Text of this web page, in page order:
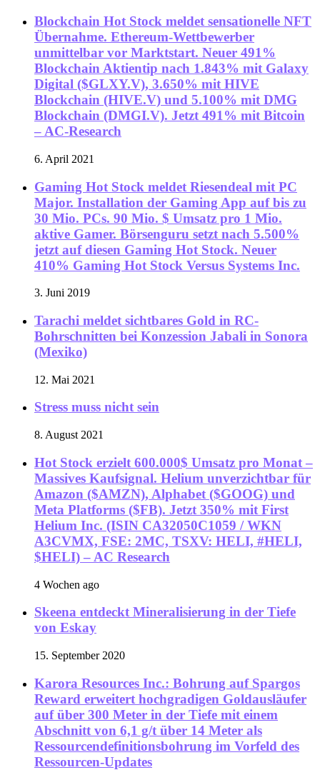
Blockchain Hot Stock meldet sensationelle NFT
Übernahme. Ethereum-Wettbewerber
unmittelbar vor Marktstart. Neuer 491%
Blockchain Aktientip nach 1.843% mit Galaxy
Digital ($GLXY.V), 3.650% mit HIVE
Blockchain (HIVE.V) und 5.100% mit DMG
Blockchain (DMGI.V). Jetzt 491% mit Bitcoin
– AC-Research
6. April 2021
Gaming Hot Stock meldet Riesendeal mit PC
Major. Installation der Gaming App auf bis zu
30 Mio. PCs. 90 Mio. $ Umsatz pro 1 Mio.
aktive Gamer. Börsenguru setzt nach 5.500%
jetzt auf diesen Gaming Hot Stock. Neuer
410% Gaming Hot Stock Versus Systems Inc.
3. Juni 2019
Tarachi meldet sichtbares Gold in RC-
Bohrschnitten bei Konzession Jabali in Sonora
(Mexiko)
12. Mai 2021
Stress muss nicht sein
8. August 2021
Hot Stock erzielt 600.000$ Umsatz pro Monat –
Massives Kaufsignal. Helium unverzichtbar für
Amazon ($AMZN), Alphabet ($GOOG) und
Meta Platforms ($FB). Jetzt 350% mit First
Helium Inc. (ISIN CA32050C1059 / WKN
A3CVMX, FSE: 2MC, TSXV: HELI, #HELI,
$HELI) – AC Research
4 Wochen ago
Skeena entdeckt Mineralisierung in der Tiefe
von Eskay
15. September 2020
Karora Resources Inc.: Bohrung auf Spargos
Reward erweitert hochgradigen Goldausläufer
auf über 300 Meter in der Tiefe mit einem
Abschnitt von 6,1 g/t über 14 Meter als
Ressourcendefinitionsbohrung im Vorfeld des
Ressourcen-Updates